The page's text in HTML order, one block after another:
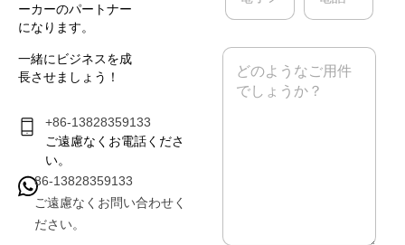
ーカーのパートナー
になります。
一緒にビジネスを成
長させましょう！
+86-13828359133
ご遠慮なくお電話くださ
い。
86-13828359133
ご遠慮なくお問い合わせく
ださい。
メ
ル
メ